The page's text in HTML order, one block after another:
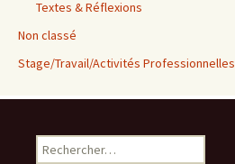
Textes & Réflexions
Non classé
Stage/Travail/Activités Professionnelles
Rechercher :